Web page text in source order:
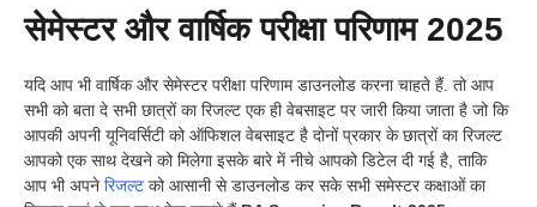
सेमेस्टर और वार्षिक परीक्षा परिणाम 2025
यदि आप भी वार्षिक और सेमेस्टर परीक्षा परिणाम डाउनलोड करना चाहते हैं. तो आप
सभी को बता दे सभी छात्रों का रिजल्ट एक ही वेबसाइट पर जारी किया जाता है जो कि
आपकी अपनी यूनिवर्सिटी को ऑफिशल वेबसाइट है दोनों प्रकार के छात्रों का रिजल्ट
आपको एक साथ देखने को मिलेगा इसके बारे में नीचे आपको डिटेल दी गई है, ताकि
आप भी अपने रिजल्ट को आसानी से डाउनलोड कर सके सभी समेस्टर कक्षाओं का